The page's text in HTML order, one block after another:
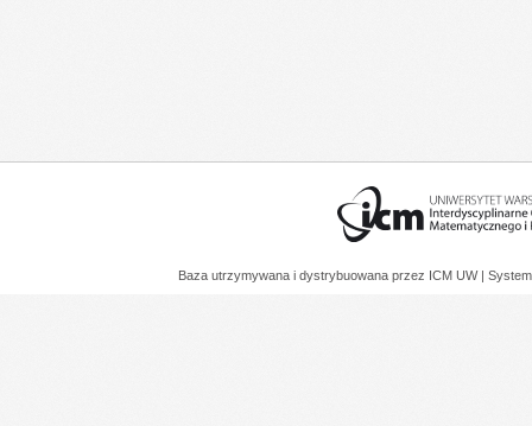
Baza utrzymywana i dystrybuowana przez ICM UW |